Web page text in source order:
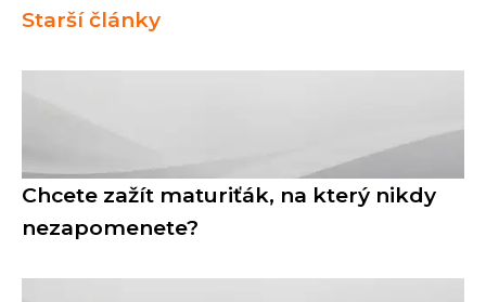
Starší články
Chcete zažít maturiťák, na který nikdy
nezapomenete?